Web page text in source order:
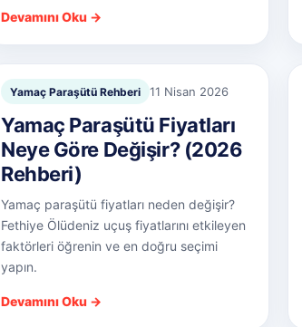
Devamını Oku →
Yamaç Paraşütü Rehberi 11 Nisan 2026
Yamaç Paraşütü Fiyatları
Neye Göre Değişir? (2026
Rehberi)
Yamaç paraşütü fiyatları neden değişir?
Fethiye Ölüdeniz uçuş fiyatlarını etkileyen
faktörleri öğrenin ve en doğru seçimi
yapın.
Devamını Oku →